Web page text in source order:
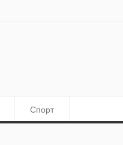
Спорт